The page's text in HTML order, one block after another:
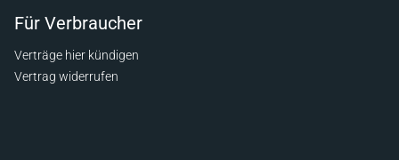
Für Verbraucher
Verträge hier kündigen
Vertrag widerrufen